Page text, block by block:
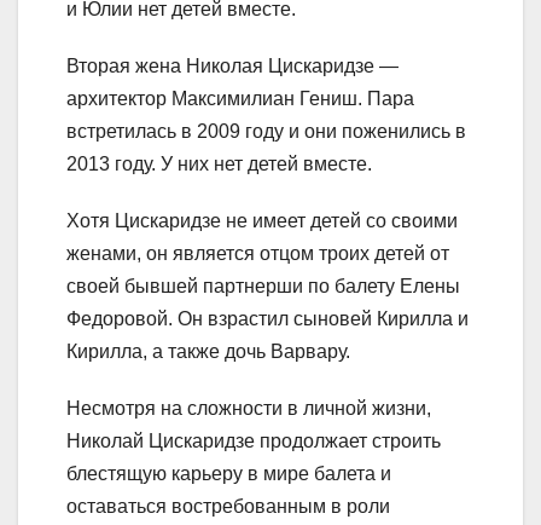
и Юлии нет детей вместе.
Вторая жена Николая Цискаридзе —
архитектор Максимилиан Гениш. Пара
встретилась в 2009 году и они поженились в
2013 году. У них нет детей вместе.
Хотя Цискаридзе не имеет детей со своими
женами, он является отцом троих детей от
своей бывшей партнерши по балету Елены
Федоровой. Он взрастил сыновей Кирилла и
Кирилла, а также дочь Варвару.
Несмотря на сложности в личной жизни,
Николай Цискаридзе продолжает строить
блестящую карьеру в мире балета и
оставаться востребованным в роли